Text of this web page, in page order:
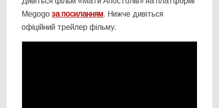
Megogoза посиланням. Нижче дивіться
офіційний трейлер фільму.